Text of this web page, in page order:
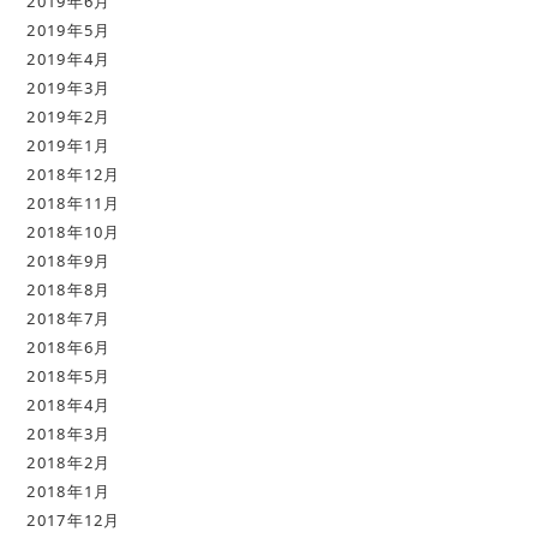
2019年5月
2019年4月
2019年3月
2019年2月
2019年1月
2018年12月
2018年11月
2018年10月
2018年9月
2018年8月
2018年7月
2018年6月
2018年5月
2018年4月
2018年3月
2018年2月
2018年1月
2017年12月